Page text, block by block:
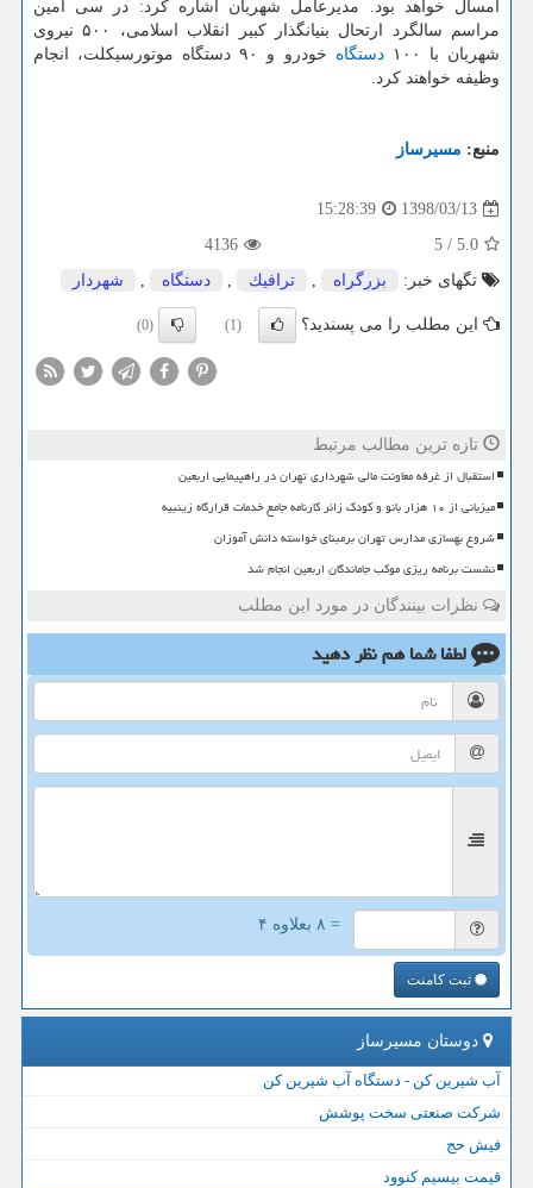
امسال خواهد بود. مدیرعامل شهربان اشاره كرد: در سی امین
مراسم سالگرد ارتحال بنیانگذار كبیر انقلاب اسلامی، ۵۰۰ نیروی
شهربان با ۱۰۰
دستگاه
خودرو و ۹۰ دستگاه موتورسیكلت، انجام
وظیفه خواهند كرد.
منبع: مسیرساز
1398/03/13
15:28:39
5.0
/
5
4136
تگهای خبر:
بزرگراه , ترافیك , دستگاه , شهردار
این مطلب را می پسندید؟ (1)
(0)
تازه ترین مطالب مرتبط
استقبال از غرفه معاونت مالی شهرداری تهران در راهپیمایی اربعین
میزبانی از ۱۰ هزار بانو و کودک زائر کارنامه جامع خدمات قرارگاه زینبیه
شروع بهسازی مدارس تهران برمبنای خواسته دانش آموزان
نشست برنامه ریزی موکب جاماندگان اربعین انجام شد
نظرات بینندگان در مورد این مطلب
لطفا شما همنظر دهید
= ۸ بعلاوه ۴
ثبت کامنت
دوستان مسیرساز
آب شیرین کن - دستگاه آب شیرین کن
شرکت صنعتی سخت پوشش
فیش حج
قیمت بیسیم کنوود